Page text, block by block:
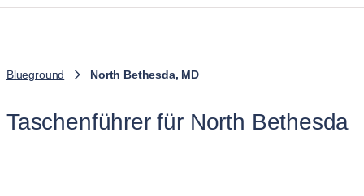
Blueground North Bethesda, MD
Taschenführer für North Bethesda